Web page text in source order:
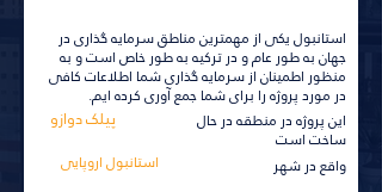
استانبول یکی از مهمترین مناطق سرمایه گذاری در
جهان به طور عام و در ترکیه به طور خاص است و به
منظور اطمینان از سرمایه گذاری شما اطلاعات کافی
در مورد پروژه را برای شما جمع آوری کرده ایم.
پیلک دوازو این پروژه در منطقه در حال
ساخت است
استانبول اروپایی
واقع در شهر